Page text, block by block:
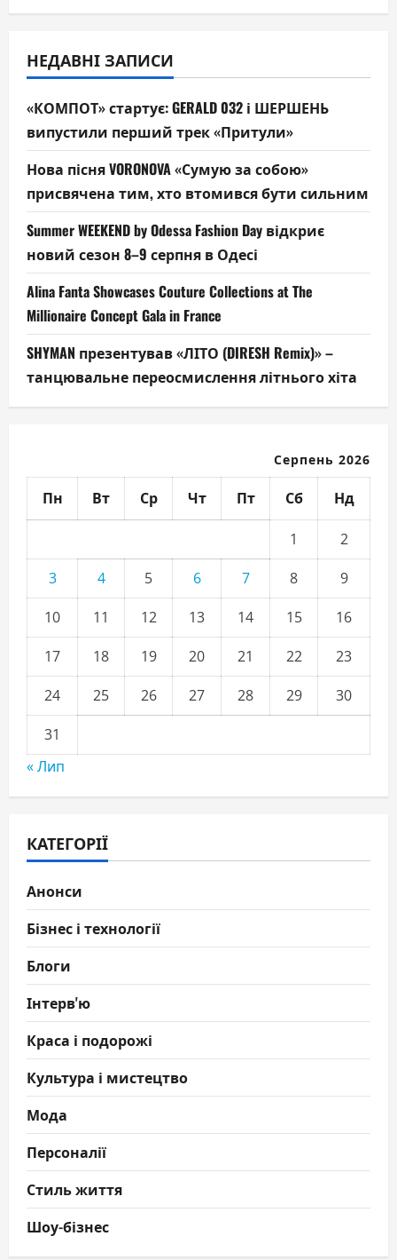
НЕДАВНІ ЗАПИСИ
«КОМПОТ» стартує: GERALD 032 і ШЕРШЕНЬ
випустили перший трек «Притули»
Нова пісня VORONOVA «Сумую за собою»
присвячена тим, хто втомився бути сильним
Summer WEEKEND by Odessa Fashion Day відкриє
новий сезон 8–9 серпня в Одесі
Alina Fanta Showcases Couture Collections at The
Millionaire Concept Gala in France
SHYMAN презентував «ЛІТО (DIRESH Remix)» –
танцювальне переосмислення літнього хіта
Серпень 2026
Пн Вт Ср Чт Пт Сб Нд
1
2
3
4 5 6 7 8
9
10
11 12 13 14 15
16
17
18 19 20 21 22
23
24
25 26 27 28 29
30
31
« Лип
КАТЕГОРІЇ
Анонси
Бізнес і технології
Блоги
Інтерв'ю
Краса і подорожі
Культура і мистецтво
Мода
Персоналії
Стиль життя
Шоу-бізнес